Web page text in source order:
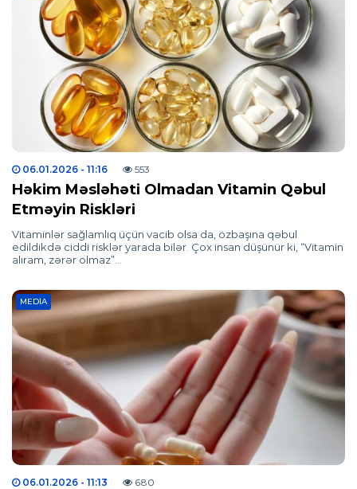
06.01.2026 - 11:16 553
Həkim Məsləhəti Olmadan Vitamin Qəbul
Etməyin Riskləri
Vitaminlər sağlamlıq üçün vacib olsa da, özbaşına qəbul
edildikdə ciddi risklər yarada bilər. Çox insan düşünür ki, “Vitamin
alıram, zərər olmaz”…
MEDIA
06.01.2026 - 11:13 680